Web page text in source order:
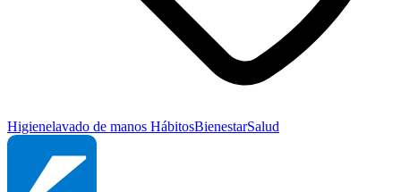
Higienelavado de manos HábitosBienestarSalud